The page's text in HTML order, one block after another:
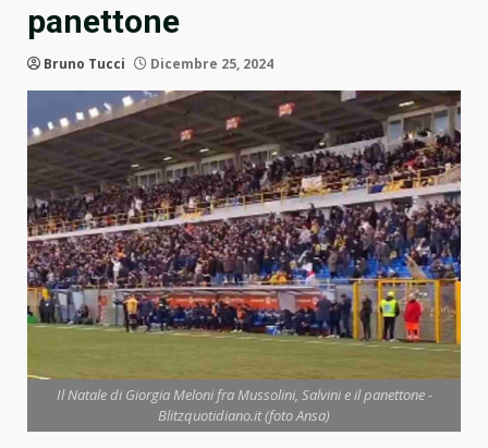
panettone
Bruno Tucci Dicembre 25, 2024
Il Natale di Giorgia Meloni fra Mussolini, Salvini e il panettone -
Blitzquotidiano.it (foto Ansa)